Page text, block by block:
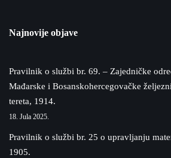
Najnovije objave
Pravilnik o službi br. 69. – Zajedničke
Mađarske i Bosanskohercegovačke
tereta, 1914.
18. Jula 2025.
Pravilnik o službi br. 25 o upravljanju
1905.